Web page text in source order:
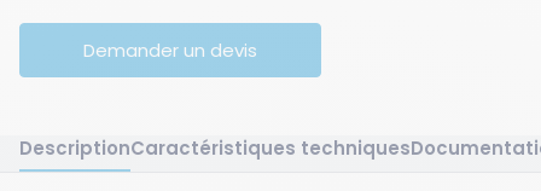
Demander un devis
DescriptionCaractéristiques techniques